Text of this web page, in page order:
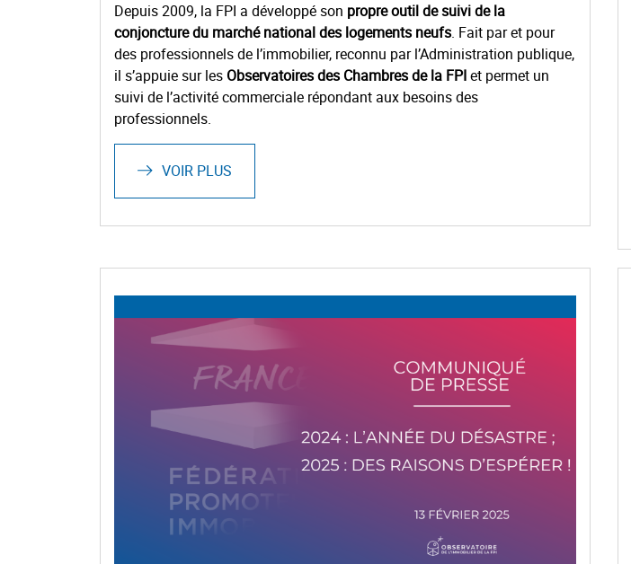
Depuis 2009, la FPI a développé son propre outil de suivi de la
conjoncture du marché national des logements neufs. Fait par et pour
des professionnels de l’immobilier, reconnu par l’Administration publique,
il s’appuie sur les Observatoires des Chambres de la FPIet permet un
suivi de l’activité commerciale répondant aux besoins des
professionnels.
VOIR PLUS